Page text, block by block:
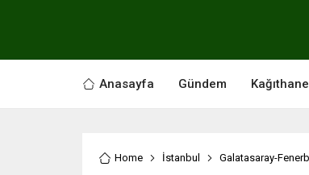
Anasayfa Gündem Kağıthane
Home İstanbul Galatasaray-